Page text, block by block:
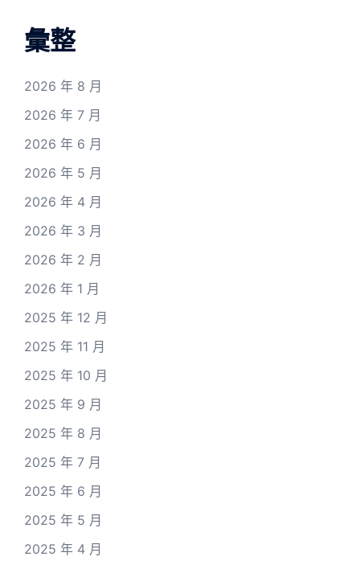
彙整
2026 年 8 月
2026 年 7 月
2026 年 6 月
2026 年 5 月
2026 年 4 月
2026 年 3 月
2026 年 2 月
2026 年 1 月
2025 年 12 月
2025 年 11 月
2025 年 10 月
2025 年 9 月
2025 年 8 月
2025 年 7 月
2025 年 6 月
2025 年 5 月
2025 年 4 月